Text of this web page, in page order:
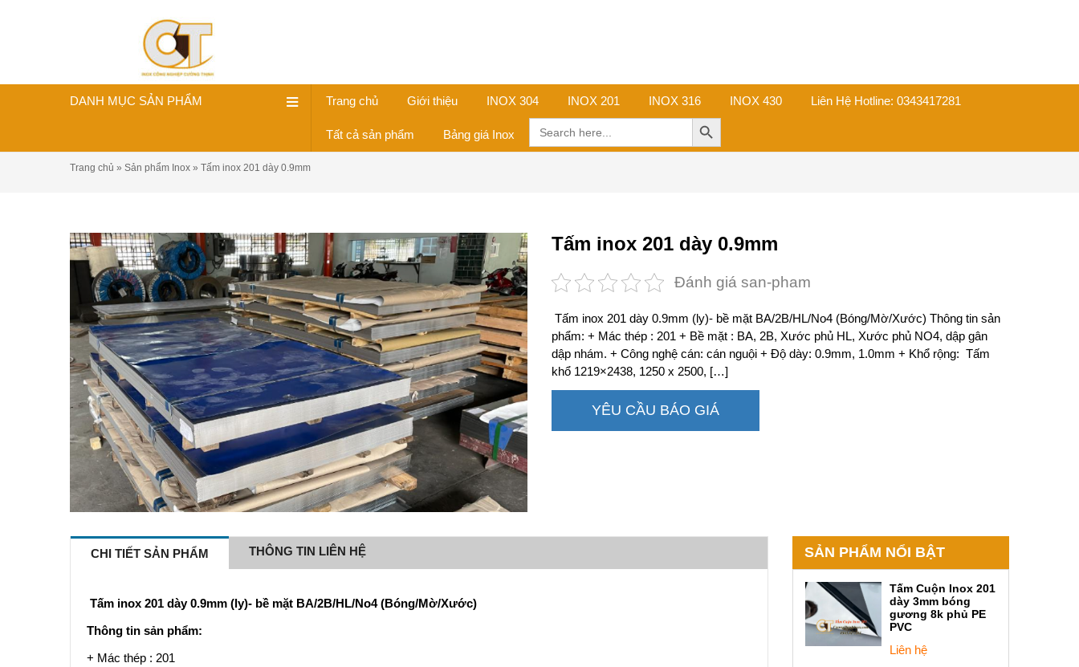
DANH MỤC SẢN PHẨM Trang chủ Giới thiệu INOX 304 INOX 201 INOX 316 INOX 430 Liên Hệ Hotline: 0343417281
Tất cả sản phẩm Bảng giá Inox
Search
for:
Search Button
Trang chủ » Sản phẩm Inox » Tấm inox 201 dày 0.9mm
Tấm inox 201 dày 0.9mm
Đánh giá san-pham
Tấm inox 201 dày 0.9mm (ly)- bề mặt BA/2B/HL/No4 (Bóng/Mờ/Xước) Thông tin sản
phẩm: + Mác thép : 201 + Bề mặt : BA, 2B, Xước phủ HL, Xước phủ NO4, dập gân
dập nhám. + Công nghệ cán: cán nguội + Độ dày: 0.9mm, 1.0mm + Khổ rộng: Tấm
khổ 1219×2438, 1250 x 2500, […]
YÊU CẦU BÁO GIÁ
CHI TIẾT SẢN PHẨM THÔNG TIN LIÊN HỆ
Tấm inox 201 dày 0.9mm (ly)- bề mặt BA/2B/HL/No4 (Bóng/Mờ/Xước)
Thông tin sản phẩm:
+ Mác thép : 201
SẢN PHẨM NỔI BẬT
Tấm Cuộn Inox 201
dày 3mm bóng
gương 8k phủ PE
PVC
Liên hệ